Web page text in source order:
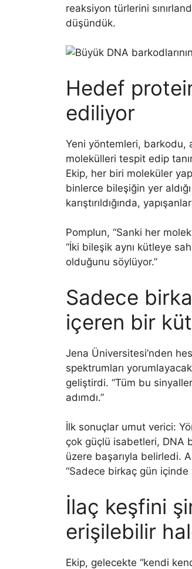
reaksiyon türlerini
düşündük.
Hedef
ediliyor
Yeni yöntemleri, barkodu,
molekülleri tespit edip
Ekip, her biri moleküler
binlerce bileşiğin yer
karıştırıldığında,
Pomplun, “Sanki her
“İki bileşik aynı kütleye
olduğunu söylüyor.”
Sadece
içeren bir
Jena Üniversitesi’nden
spektrumları
geliştirdi. “Tüm bu
adımdı.”
İlk sonuçlar umut verici:
çok güçlü isabetleri, DNA
üzere başarıyla belirledi.
“Sadece birkaç gün
İlaç keşfini
erişilebilir
Ekip, gelecekte “kendi